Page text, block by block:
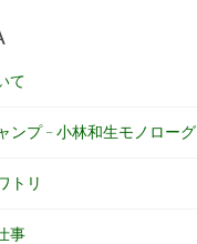
て
ンプ – 小林和生モノローグ
トリ
事